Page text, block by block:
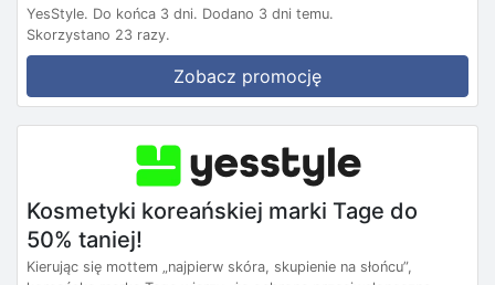
YesStyle. Do końca 3 dni. Dodano 3 dni temu.
Skorzystano 23 razy.
Zobacz promocję
Kosmetyki koreańskiej marki Tage do
50% taniej!
Kierując się mottem „najpierw skóra, skupienie na słońcu”,